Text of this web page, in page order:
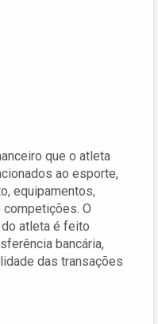
que o atleta
ao esporte,
equipamentos,
O
atleta é feito
bancária,
das transações